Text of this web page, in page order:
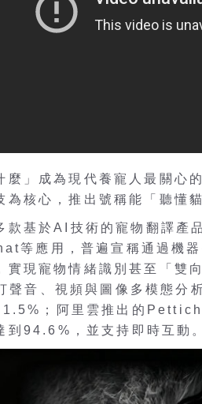
麼」成為現代養寵人最關心
為核心，推出號稱能「聽懂
款基於AI技術的寵物翻譯產
應用，普遍宣稱通過機器
實現寵物情緒識別甚至「雙
音、視頻與圖像多模態分
；阿里雲推出的
到94.6%，並支持即時互動。